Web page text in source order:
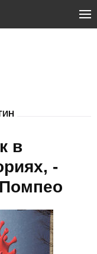
в
-